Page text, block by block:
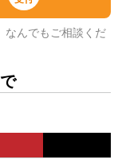
なんでもご相談くだ